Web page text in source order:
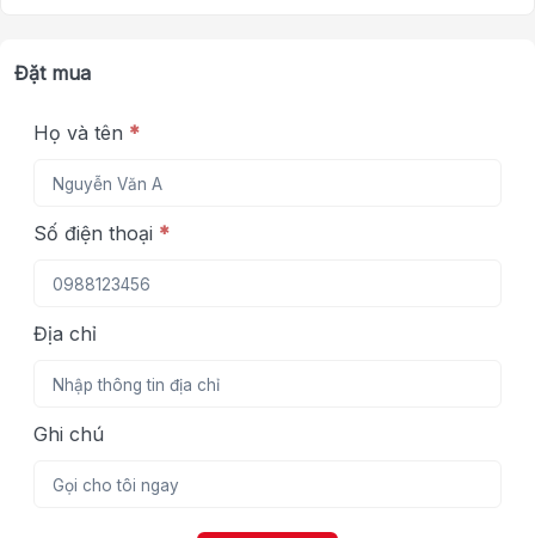
Đặt mua
Họ và tên *
Số điện thoại *
Địa chỉ
Ghi chú